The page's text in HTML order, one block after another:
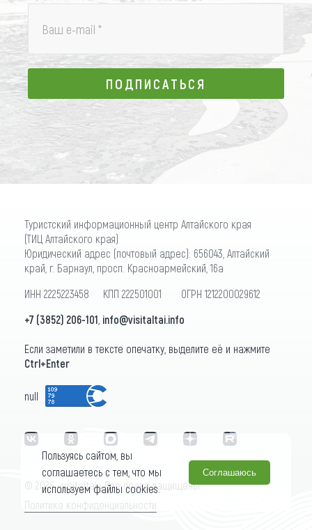
Ваш e-mail *
ПОДПИСАТЬСЯ
ПОДПИСАТЬСЯ
Туристский информационный центр Алтайского края
(ТИЦ Алтайского края)
Юридический адрес (почтовый адрес): 656043, Алтайский
край, г. Барнаул, просп. Красноармейский, 16а
ИНН 2225223458 КПП 222501001 ОГРН 1212200029612
+7 (3852) 206-101 info@visitaltai.info
Если заметили в тексте опечатку, выделите её и нажмите
Ctrl+Enter
null
© 2026 «visitaltai» Все права защищены.
Политика конфиденциальности
Пользуясь сайтом, вы
соглашаетесь с тем, что мы
используем файлы cookies.
Соглашаюсь